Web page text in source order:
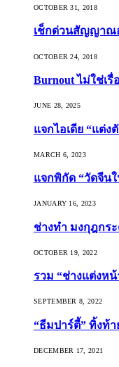
OCTOBER 31, 2018
เช็กด่วนสัญญาณอั
OCTOBER 24, 2018
Burnout ไม่ใช่เรื่
JUNE 28, 2025
แจกไอเดีย “แต่ง
MARCH 6, 2023
แจกพิกัด “วัดจีน
JANUARY 16, 2023
ช่างทำ มงกุฎกร
OCTOBER 19, 2022
รวม “ช่างแต่งห
SEPTEMBER 8, 2022
“ธีมปาร์ตี้” ทิ้งท้า
DECEMBER 17, 2021